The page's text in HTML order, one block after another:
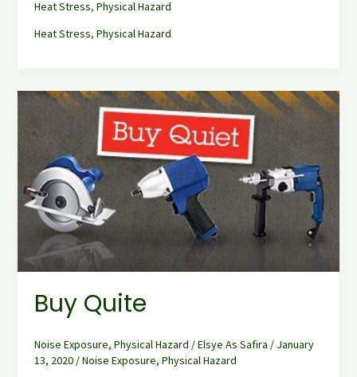
Heat Stress, Physical Hazard
Heat Stress, Physical Hazard
Buy Quite
Noise Exposure, Physical Hazard /Elsye As Safira / January
13, 2020 /Noise Exposure, Physical Hazard
Buy